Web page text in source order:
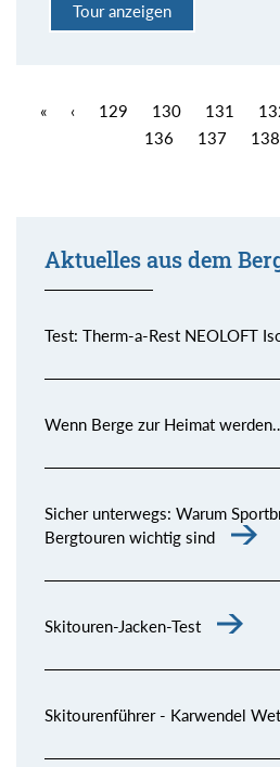
Tour anzeigen
« ‹ 129 130 131
136
137 138
Aktuelles aus dem
Test: Therm-a-Rest NEOLOFT
Wenn Berge zur Heimat
Sicher unterwegs: Warum
Bergtouren wichtig sind
Skitouren-Jacken-Test
Skitourenführer - Karwendel